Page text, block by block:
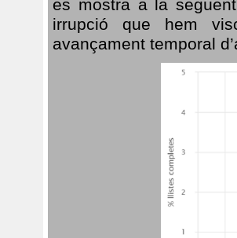
es mostra a la
irrupció que hem
avançament temporal